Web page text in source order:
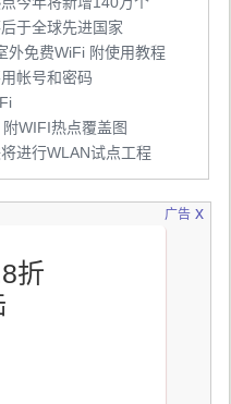
于全球先进国家
外免费WiFi 附使用教程
帐号和密码
WIFI热点覆盖图
进行WLAN试点工程
广告
折
x